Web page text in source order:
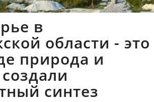
в
области - это
природа и
синтез